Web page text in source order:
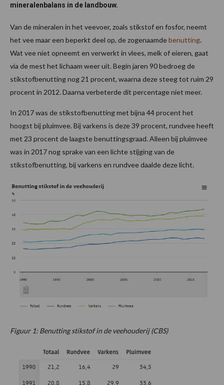
mineralenbalans in de landbouw.
Van de mineralen in het veevoer, zoals stikstof en fosfor, neemt
het vee maar een beperkt deel op, de zogenaamdebenutting.
Wat vee niet opneemt en verwerkt in vlees, melk of eieren, gaat
via de mest het lichaam weer uit. Begin jaren 90 bedroeg de
stikstofbenutting nog 21 procent, waarna deze steeg tot ruim 29
procent in 2012. Daarna verbeterde dit percentage niet meer.
In 2017 was de stikstofbenutting met bijna 44 procent het
hoogst bij pluimvee. Bij varkens is deze 39 procent, rundvee heeft
met 23 procent de laagste benuttingsgraad. Alleen bij pluimvee
was in 2017 nog sprake van een lichte stijging van de
stikstofbenutting, bij varkens en rundvee daalde deze licht.
Figuur 1: Benutting stikstof in de veehouderij (CBS)